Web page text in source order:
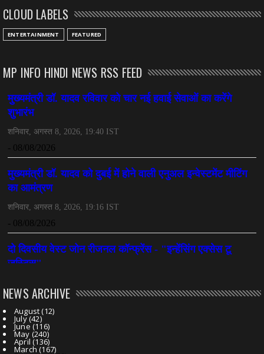
CLOUD LABELS
ENTERTAINMENT FEATURED
MP INFO HINDI NEWS RSS FEED
NEWS ARCHIVE
August(12)
July(42)
June(116)
May (240)
April (136)
March (167)